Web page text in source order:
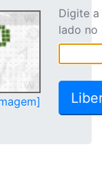
Digite
lado no